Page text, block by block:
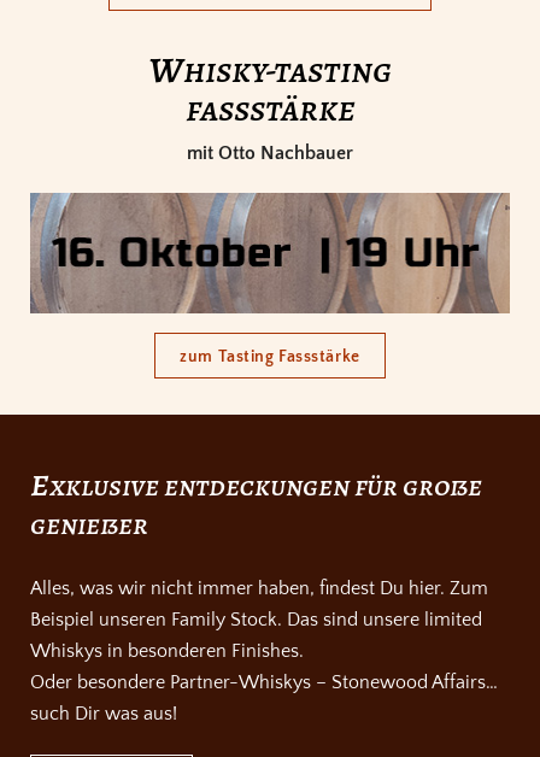
whisky-tasting
fassstärke
mit Otto Nachbauer
zum Tasting Fassstärke
exklusive entdeckungen für große
genießer
Alles, was wir nicht immer haben, findest Du hier. Zum
Beispiel unseren Family Stock. Das sind unsere limited
Whiskys in besonderen Finishes.
Oder besondere Partner-Whiskys – Stonewood Affairs…
such Dir was aus!